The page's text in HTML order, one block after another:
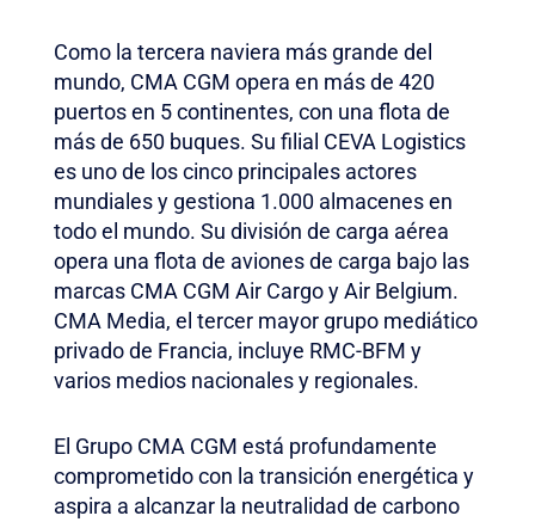
Como la tercera naviera más grande del
mundo, CMA CGM opera en más de 420
puertos en 5 continentes, con una flota de
más de 650 buques. Su filial CEVA Logistics
es uno de los cinco principales actores
mundiales y gestiona 1.000 almacenes en
todo el mundo. Su división de carga aérea
opera una flota de aviones de carga bajo las
marcas CMA CGM Air Cargo y Air Belgium.
CMA Media, el tercer mayor grupo mediático
privado de Francia, incluye RMC-BFM y
varios medios nacionales y regionales.
El Grupo CMA CGM está profundamente
comprometido con la transición energética y
aspira a alcanzar la neutralidad de carbono